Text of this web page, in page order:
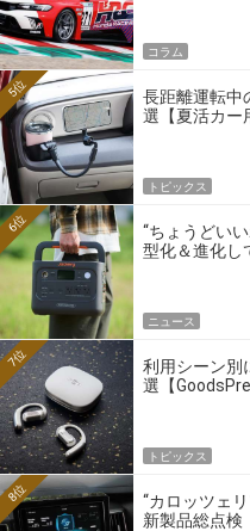
コラム
長距離運転中
選【夏活カー
5位
トピックス
“ちょうどい
型化＆進化し
6位
ニュース
利用シーン別
選【
7位
トピックス
“カロッツェ
新製品総点検
8位